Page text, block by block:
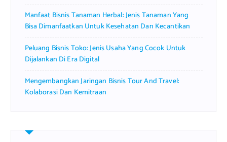
Manfaat Bisnis Tanaman Herbal: Jenis Tanaman Yang
Bisa Dimanfaatkan Untuk Kesehatan Dan Kecantikan
Peluang Bisnis Toko: Jenis Usaha Yang Cocok Untuk
Dijalankan Di Era Digital
Mengembangkan Jaringan Bisnis Tour And Travel:
Kolaborasi Dan Kemitraan